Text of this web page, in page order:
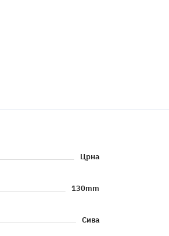
Црна
130mm
Сива